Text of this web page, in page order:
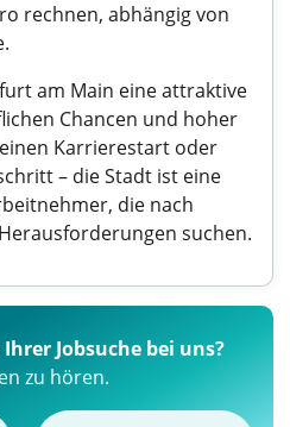
rechnen, abhängig von
am Main eine attraktive
Chancen und hoher
Karrierestart oder
– die Stadt ist eine
die nach
suchen.
Jobsuche bei uns?
zu hören.